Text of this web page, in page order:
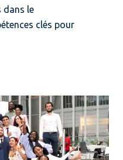
dans le
clés pour